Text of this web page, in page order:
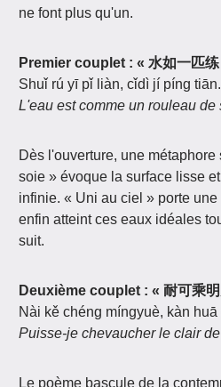
ne font plus qu'un.
Premier couplet : « 水如一匹
Shuǐ rú yī pǐ liàn, cǐdì jí píng tiān.
L'eau est comme un rouleau
Dès l'ouverture, une
soie » évoque la surface lisse
infinie. « Uni au ciel » porte
enfin atteint ces eaux idéales
suit.
Deuxième couplet : « 耐可乘
Nài kě chéng míngyuè, kàn
Puisse-je chevaucher le clair
Le poème bascule de la